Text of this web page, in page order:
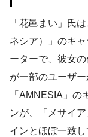
「花邑まい」氏
ネシア）」のキ
ーターで、彼女
が一部のユーザ
「AMNESIA」の
ンが、「メサイ
インとほぼ一致